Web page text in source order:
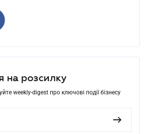
на розсилку
weekly-digest про ключові події бізнесу